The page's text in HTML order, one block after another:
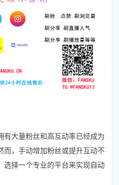
大量粉丝和高互动率已经成为
而，手动增加粉丝或提升互动不
选择一个专业的平台来实现自动